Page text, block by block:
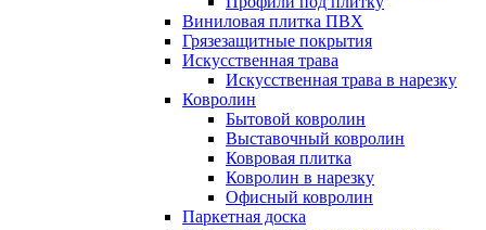
Виниловая плитка ПВХ
Грязезащитные покрытия
Искусственная трава
Искусственная трава в нарезку
Ковролин
Бытовой ковролин
Выставочный ковролин
Ковровая плитка
Ковролин в нарезку
Офисный ковролин
Паркетная доска